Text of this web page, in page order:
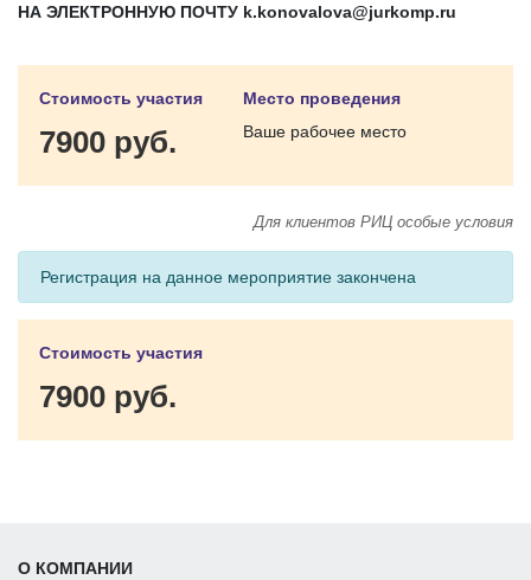
НА ЭЛЕКТРОННУЮ ПОЧТУ k.konovalova@jurkomp.ru
Стоимость участия
7900 руб.
Место проведения
Ваше рабочее место
Для клиентов РИЦ особые условия
Регистрация на данное мероприятие закончена
Стоимость участия
7900 руб.
О КОМПАНИИ